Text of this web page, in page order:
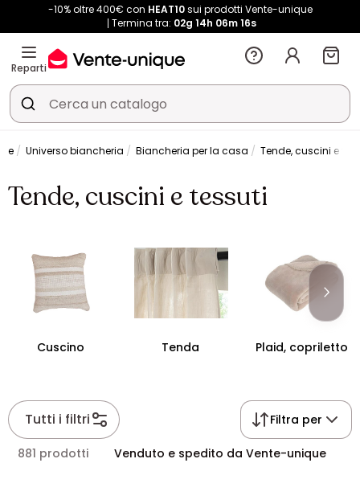
-10% oltre 400€ con HEAT10sui prodotti Vente-unique
Termina tra: 02g 14h 06m 15s
Reparti
Universo biancheria Biancheria per la casa Tende, cuscini e
Tende, cuscini e tessuti
Cuscino Tenda Plaid, copriletto
Tutti i filtri Filtra per
881 prodotti Venduto e spedito da Vente-unique